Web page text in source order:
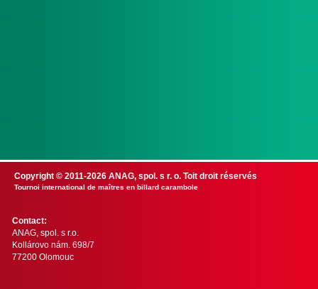
Copyright © 2011-2026 ANAG, spol. s r. o. Toit droit réservés
Tournoi international de maîtres en billard carambole
Contact:
ANAG, spol. s r.o.
Kollárovo nám. 698/7
77200 Olomouc